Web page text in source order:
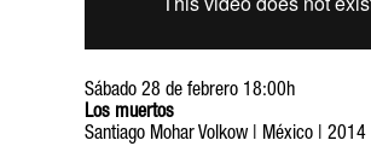
Sábado 28 de febrero 18:00h
Los muertos
Santiago Mohar Volkow | México |